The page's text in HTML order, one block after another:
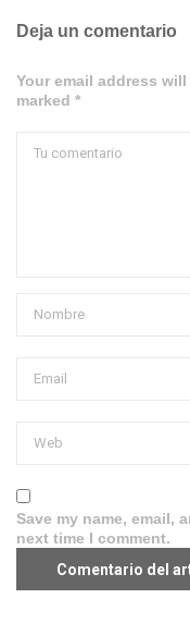
Deja un comentario
Your email address
marked *
Save my name, email,
next time I comment.